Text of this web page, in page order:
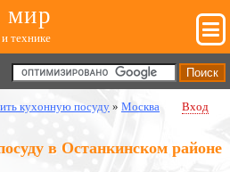
мир
технике
кухонную посуду » Москва
Вход
в Останкинском районе